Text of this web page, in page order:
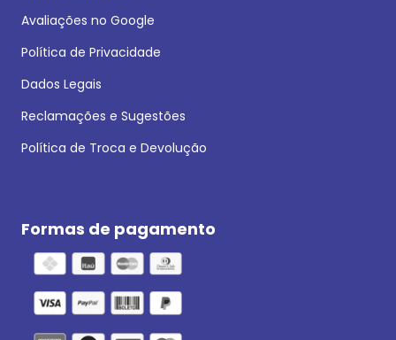
Avaliações no Google
Política de Privacidade
Dados Legais
Reclamações e Sugestões
Política de Troca e Devolução
Formas de pagamento